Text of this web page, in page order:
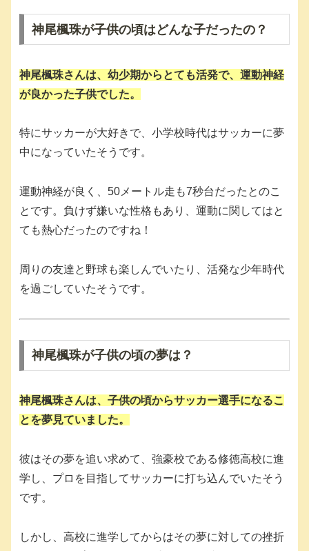
神尾楓珠が子供の頃はどんな子だったの？
神尾楓珠さんは、幼少期からとても活発で、運動神経
が良かった子供でした。
特にサッカーが大好きで、小学校時代はサッカーに夢
中になっていたそうです。
運動神経が良く、50メートル走も7秒台だったとのこ
とです。負けず嫌いな性格もあり、運動に関してはと
ても熱心だったのですね！
周りの友達と野球も楽しんでいたり、活発な少年時代
を過ごしていたそうです。
神尾楓珠が子供の頃の夢は？
神尾楓珠さんは、子供の頃からサッカー選手になるこ
とを夢見ていました。
彼はその夢を追い求めて、強豪校である修徳高校に進
学し、プロを目指してサッカーに打ち込んでいたそう
です。
しかし、高校に進学してからはその夢に対しての挫折